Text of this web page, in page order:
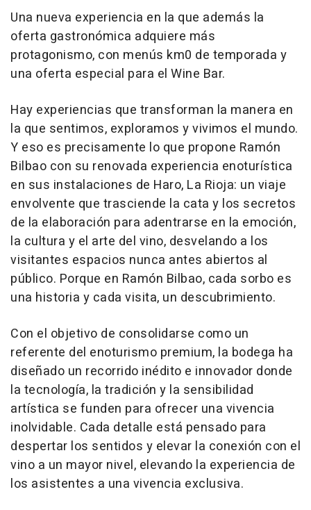
Una nueva experiencia en la que además la
oferta gastronómica adquiere más
protagonismo, con menús km0 de temporada y
una oferta especial para el Wine Bar.
Hay experiencias que transforman la manera en
la que sentimos, exploramos y vivimos el mundo.
Y eso es precisamente lo que propone Ramón
Bilbao con su renovada experiencia enoturística
en sus instalaciones de Haro, La Rioja: un viaje
envolvente que trasciende la cata y los secretos
de la elaboración para adentrarse en la emoción,
la cultura y el arte del vino, desvelando a los
visitantes espacios nunca antes abiertos al
público. Porque en Ramón Bilbao, cada sorbo es
una historia y cada visita, un descubrimiento.
Con el objetivo de consolidarse como un
referente del enoturismo premium, la bodega ha
diseñado un recorrido inédito e innovador donde
la tecnología, la tradición y la sensibilidad
artística se funden para ofrecer una vivencia
inolvidable. Cada detalle está pensado para
despertar los sentidos y elevar la conexión con el
vino a un mayor nivel, elevando la experiencia de
los asistentes a una vivencia exclusiva.